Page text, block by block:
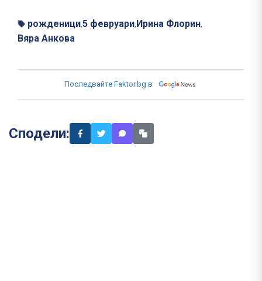
рожденици,5 февруари, Ирина Флорин,
Вяра Анкова
Последвайте Faktor.bg в
Сподели: